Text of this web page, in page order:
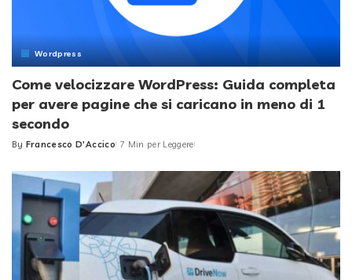
Wordpress
Come velocizzare WordPress: Guida completa
per avere pagine che si caricano in meno di 1
secondo
Posted
By Francesco D'Accico 7 Min per Leggere